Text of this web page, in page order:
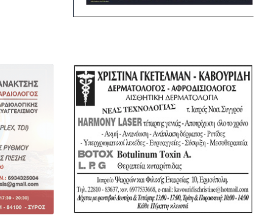
6 ώρες 40 λεπτά πρίν
Αστυνομικό δελτίο
7 ώρες 11 λεπτά πρίν